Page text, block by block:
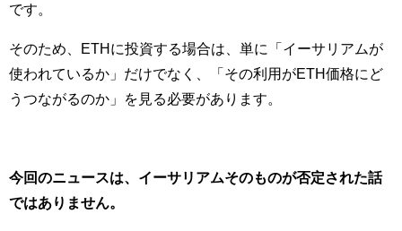
です。
そのため、ETHに投資する場合は、単に「イーサリアムが
使われているか」だけでなく、「その利用がETH価格にど
うつながるのか」を見る必要があります。
今回のニュースは、イーサリアムそのものが否定された話
ではありません。